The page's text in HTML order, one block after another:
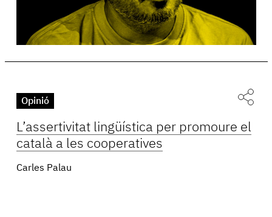
Opinió
L’assertivitat lingüística per promoure el
català a les cooperatives
Carles Palau